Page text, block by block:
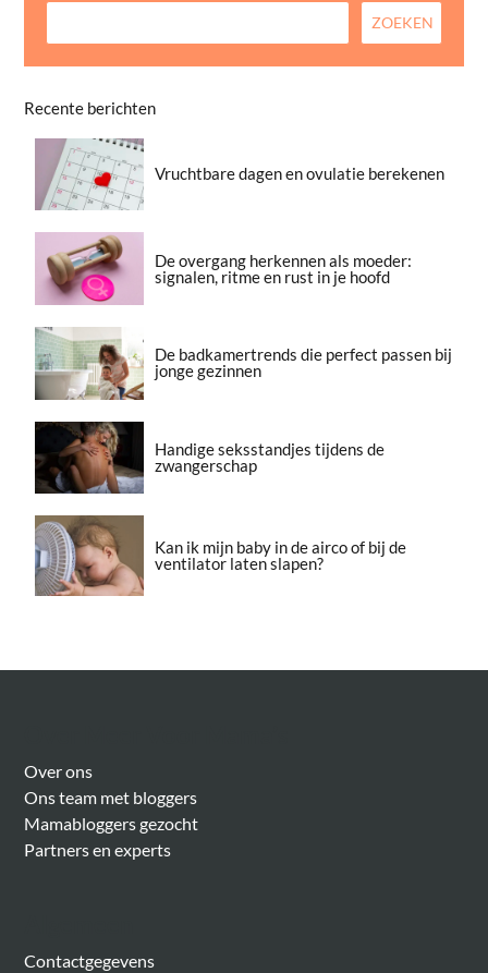
Recente berichten
Vruchtbare dagen en ovulatie berekenen
De overgang herkennen als moeder:
signalen, ritme en rust in je hoofd
De badkamertrends die perfect passen bij
jonge gezinnen
Handige seksstandjes tijdens de
zwangerschap
Kan ik mijn baby in de airco of bij de
ventilator laten slapen?
Over ons
Ons team met bloggers
Mamabloggers gezocht
Partners en experts
Contactgegevens